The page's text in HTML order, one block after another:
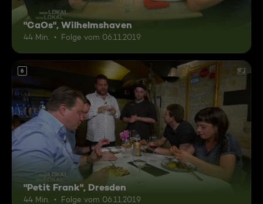
"CaOs", Wilhelmshaven
44 Min. Folge vom 06.11.2019
6
"Petit Frank", Dresden
44 Min. Folge vom 06.11.2019